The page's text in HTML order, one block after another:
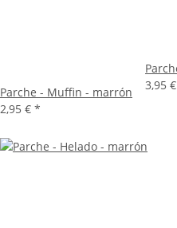
Parche - Muffin - marrón
2,95 € *
3,95 €